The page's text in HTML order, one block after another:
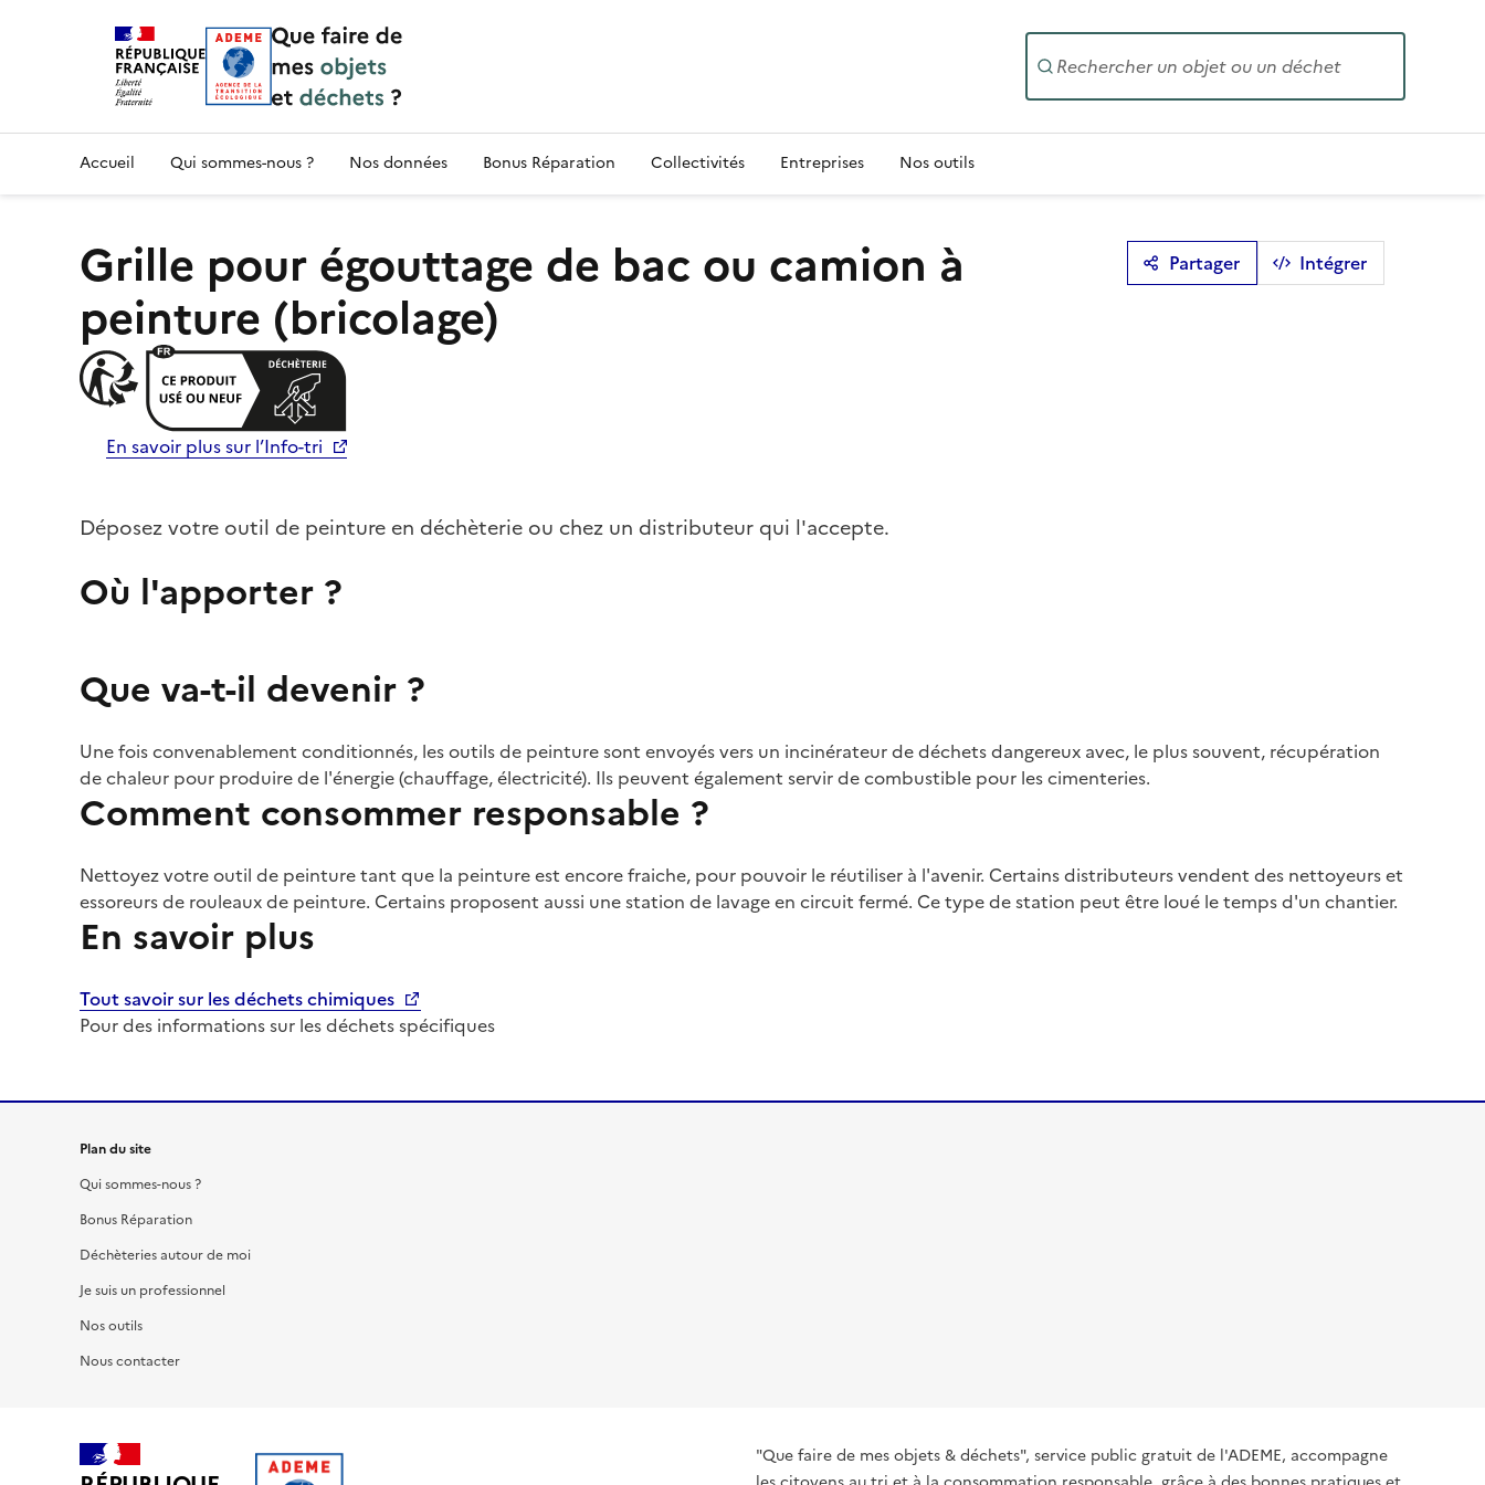
Accueil — Que Faire de mes objets & déchets Entrez
Accueil Qui sommes-nous ? Nos données Bonus Réparation Collectivités Entreprises Nos outils
Grille pour égouttage de bac ou camion à
peinture (bricolage)
En savoir plus sur l’Info-tri
Partager Intégrer
Déposez votre outil de peinture en déchèterie ou chez un distributeur qui l'accepte.
Où l'apporter ?
Que va-t-il devenir ?
Une fois convenablement conditionnés, les outils de peinture sont envoyés vers un incinérateur de déchets dangereux avec, le plus souvent, récupération
de chaleur pour produire de l'énergie (chauffage, électricité). Ils peuvent également servir de combustible pour les cimenteries.
Comment consommer responsable ?
Nettoyez votre outil de peinture tant que la peinture est encore fraiche, pour pouvoir le réutiliser à l'avenir. Certains distributeurs vendent des nettoyeurs et
essoreurs de rouleaux de peinture. Certains proposent aussi une station de lavage en circuit fermé. Ce type de station peut être loué le temps d'un chantier.
En savoir plus
Tout savoir sur les déchets chimiques
Pour des informations sur les déchets spécifiques
Plan du site
Qui sommes-nous ?
Bonus Réparation
Déchèteries autour de moi
Je suis un professionnel
Nos outils
Nous contacter
"Que faire de mes objets & déchets", service public gratuit de l'ADEME, accompagne